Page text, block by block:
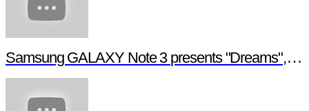
Samsung GALAXY Note 3 presents "Dreams", a digital short film